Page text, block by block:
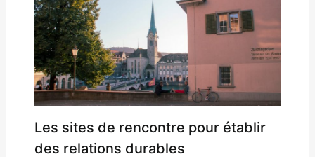
Les sites de rencontre pour établir
des relations durables